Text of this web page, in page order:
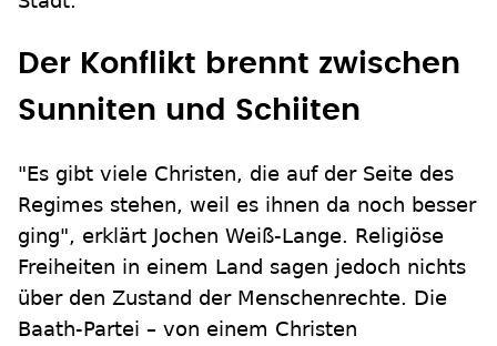
Der Konflikt brennt zwischen
Sunniten und Schiiten
"Es gibt viele Christen, die auf der Seite des
Regimes stehen, weil es ihnen da noch besser
ging", erklärt Jochen Weiß-Lange. Religiöse
Freiheiten in einem Land sagen jedoch nichts
über den Zustand der Menschenrechte. Die
Baath-Partei – von einem Christen